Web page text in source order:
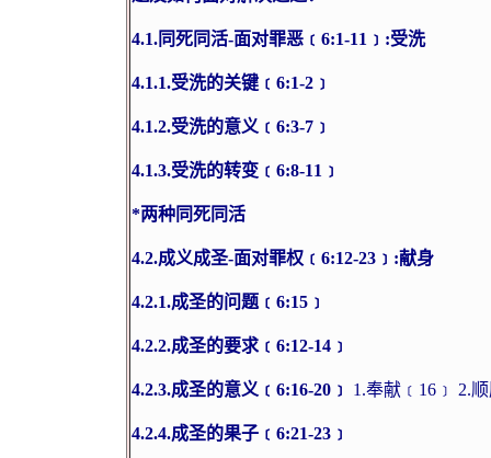
4.1.同死同活-面对罪恶﹝ 6:1-11 ﹞ :受洗
4.1.1.受洗的关键﹝ 6:1-2﹞
4.1.2.受洗的意义﹝ 6:3-7﹞
4.1.3.受洗的转变﹝ 6:8-11 ﹞
*两种同死同活
4.2.成义成圣-面对罪权﹝ 6:12-23﹞ :献身
4.2.1.成圣的问题﹝ 6:15﹞
4.2.2.成圣的要求﹝ 6:12-14﹞
4.2.3.成圣的意义﹝ 6:16-20﹞ 1.奉献﹝ 16﹞ 2.
4.2.4.成圣的果子﹝ 6:21-23﹞